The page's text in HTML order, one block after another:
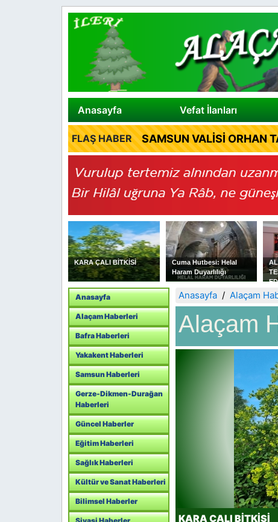
Anasayfa Vefat İlanları
FLAŞ HABER SAMSUN VALİSİ ORHAN
Cuma Hutbesi: Helal
Haram Duyarlılığı
ALAÇAM CHP İLÇE
TEŞKİLATI İSTİFA
EDEREK YENİ PARTİ YE
KATILDILAR
Anasayfa
Alaçam Haberleri
Bafra Haberleri
Yakakent Haberleri
Samsun Haberleri
Gerze-Dikmen-Durağan
Haberleri
Güncel Haberler
Eğitim Haberleri
Sağlık Haberleri
Kültür ve Sanat Haberleri
Bilimsel Haberler
Anasayfa Alaçam
Alaçam
KARA ÇALI BİTKİSİ